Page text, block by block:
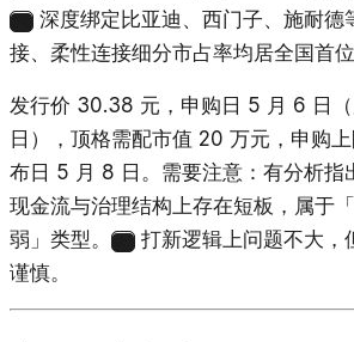
深度绑定比亚迪、西门子、施耐德
接、柔性连接细分市占率均居全国首位
发行价 30.38 元，申购日 5 月 6 日
日），顶格需配市值 20 万元，申购
布日 5 月 8 日。需要注意：有分析指
现金流与治理结构上存在短板，属于
弱」类型。
打新逻辑上问题不大，
谨慎。